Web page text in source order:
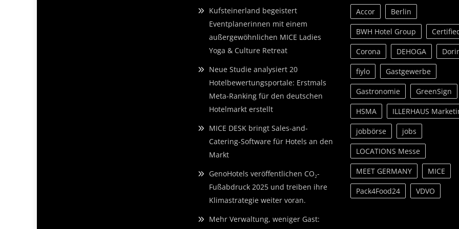
Kufsteinerland begeistert
Eventplanerinnen mit einem
außergewöhnlichen MICE Ladies
Yoga & Culture Retreat
Neue Studie analysiert 20
Hotelbewertungsportale: Erstmals
Meta-Ranking für den deutschen
Hotelmarkt erstellt
MICE DESK bringt Sales-and-
Catering-Software für Hotels an den
Markt
GenoHotels veröffentlichen CO₂-
Fußabdruck 2025 und treiben ihre
Klimastrategie weiter voran.
Mehr Verwaltung, weniger Gast:
Accor Berlin
BWH Hotel Group
Corona DEHOGA
fiylo Gastgewerbe
Gastronomie GreenSign
HSMA ILLERHAUS
jobbörse jobs
LOCATIONS Messe
MEET GERMANY MICE
Pack4Food24 VDVO